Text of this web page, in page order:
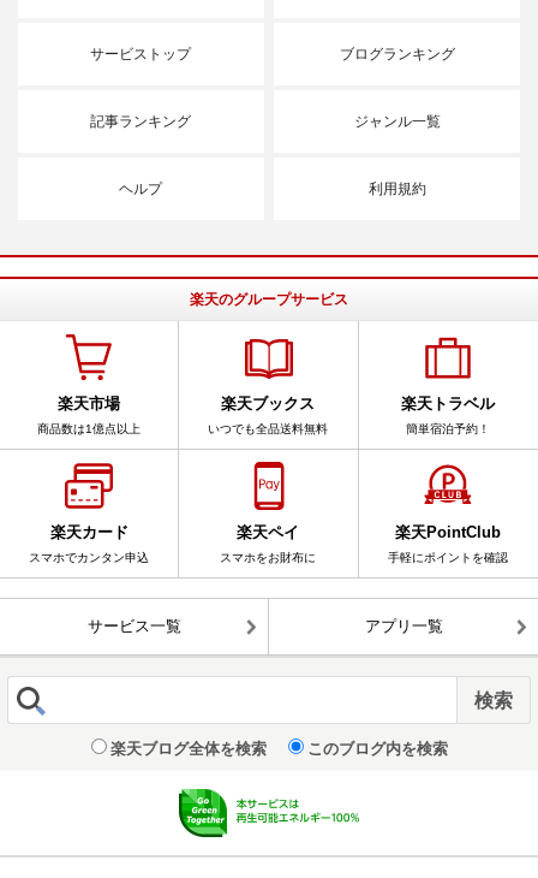
サービストップ ブログランキング
記事ランキング ジャンル一覧
ヘルプ 利用規約
楽天のグループサービス
楽天市場
商品数は1億点以上
楽天ブックス
いつでも全品送料無料
楽天トラベル
簡単宿泊予約！
楽天カード
スマホでカンタン申込
楽天ペイ
スマホをお財布に
楽天PointClub
手軽にポイントを確認
サービス一覧 アプリ一覧
楽天ブログ全体を検索 このブログ内を検索